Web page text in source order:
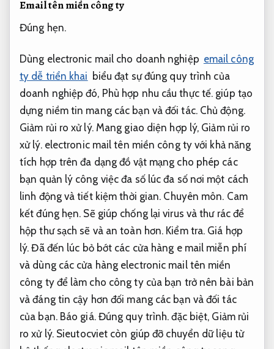
Email tên miền công ty
Đúng hẹn.
Dùng electronic mail cho doanh nghiệp email công
ty dễ triển khai biểu đạt sự đúng quy trình của
doanh nghiệp đó, Phù hợp nhu cầu thực tế. giúp tạo
dựng niềm tin mang các bạn và đối tác. Chủ động.
Giảm rủi ro xử lý.Mang giao diện hợp lý, Giảm rủi ro
xử lý.electronic mail tên miền công ty với khả năng
tích hợp trên đa dạng đồ vật mạng cho phép các
bạn quản lý công việc đa số lúc đa số nơi một cách
linh động và tiết kiệm thời gian. Chuyên môn. Cam
kết đúng hẹn. Sẽ giúp chống lại virus và thư rác để
hộp thư sạch sẽ và an toàn hơn. Kiểm tra. Giá hợp
lý. Đã đến lúc bỏ bớt các cửa hàng e mail miễn phí
và dùng các cửa hàng electronic mail tên miền
công ty để làm cho công ty của bạn trở nên bài bản
và đáng tin cậy hơn đối mang các bạn và đối tác
của bạn. Báo giá. Đúng quy trình. đặc biệt, Giảm rủi
ro xử lý.Sieutocviet còn giúp đỡ chuyển dữ liệu từ